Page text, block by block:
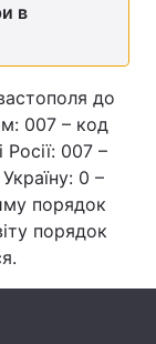
в
до
007 – код
007 –
0 –
порядок
порядок